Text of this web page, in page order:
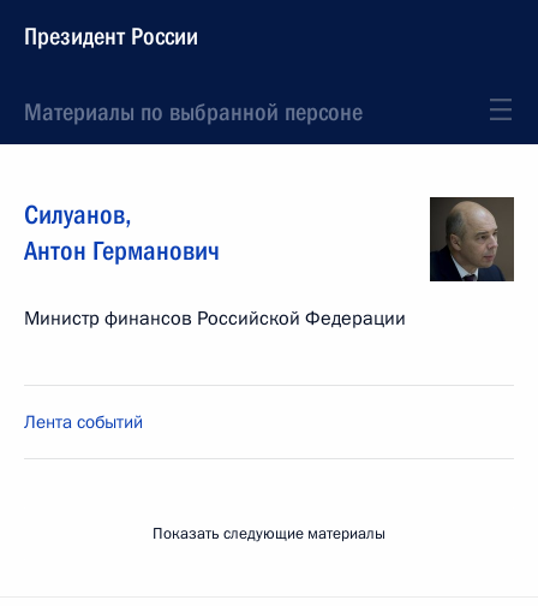
Президент России
Материалы по выбранной персоне
Силуанов,
Антон Германович
Министр финансов Российской Федерации
Лента событий
Показать следующие материалы